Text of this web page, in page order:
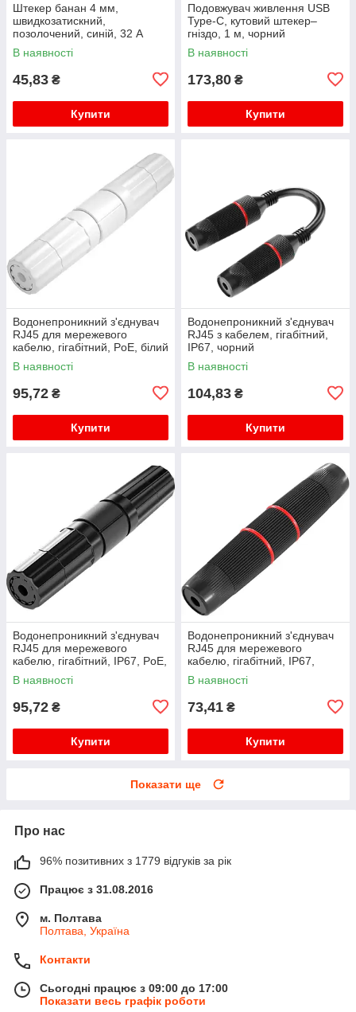
Штекер банан 4 мм,
швидкозатискний,
позолочений, синій, 32 А
В наявності
45,83 ₴
Купити
Подовжувач живлення USB
Type-C, кутовий штекер–
гніздо, 1 м, чорний
В наявності
173,80 ₴
Купити
Водонепроникний з'єднувач
RJ45 для мережевого
кабелю, гігабітний, PoE, білий
В наявності
95,72 ₴
Купити
Водонепроникний з'єднувач
RJ45 з кабелем, гігабітний,
IP67, чорний
В наявності
104,83 ₴
Купити
Водонепроникний з'єднувач
RJ45 для мережевого
кабелю, гігабітний, IP67, PoE,
чорний
В наявності
95,72 ₴
Купити
Водонепроникний з'єднувач
RJ45 для мережевого
кабелю, гігабітний, IP67,
чорний, WDT-IP67ZT/B
В наявності
73,41 ₴
Купити
Показати ще
Про нас
96% позитивних з 1779 відгуків за рік
Працює з 31.08.2016
м. Полтава
Полтава, Україна
Контакти
Сьогодні працює з 09:00 до 17:00
Показати весь графік роботи